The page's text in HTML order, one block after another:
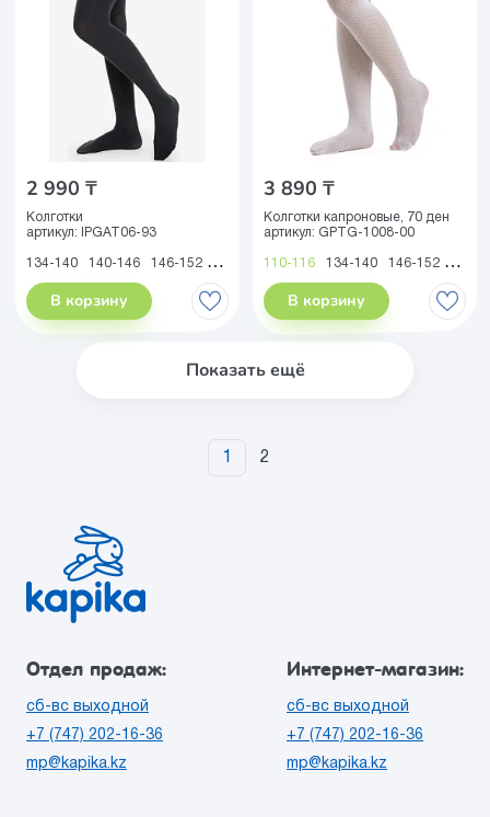
2 990 ₸
Колготки
артикул:
IPGAT06-93
134-140 140-146 146-152 152-158 158-164
В корзину
3 890 ₸
Колготки капроновые, 70 ден
артикул: GPTG-1008-00
110-116 134-140 146-152 158-
В корзину
Показать ещё
1 2
Отдел продаж:
сб-вс выходной
+7 (747) 202-16-36
mp@kapika.kz
Интернет-магазин:
сб-вс выходной
+7 (747) 202-16-36
mp@kapika.kz